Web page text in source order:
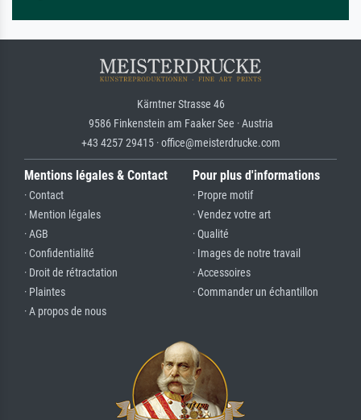
Kärntner Strasse 46
9586 Finkenstein am Faaker See · Austria
+43 4257 29415 · office@meisterdrucke.com
Mentions légales & Contact
· Contact
· Mention légales
· AGB
· Confidentialité
· Droit de rétractation
· Plaintes
· A propos de nous
Pour plus d'informations
· Propre motif
· Vendez votre art
· Qualité
· Images de notre travail
· Accessoires
· Commander un échantillon